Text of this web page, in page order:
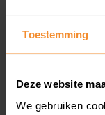
Toestemming
Deze website
We gebruiken
Een overzicht
inclusief een